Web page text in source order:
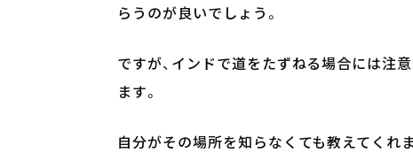
らうのが良いでしょう。
ですが、インドで道をたずねる場合には注
ます。
自分がその場所を知らなくても教えてくれ